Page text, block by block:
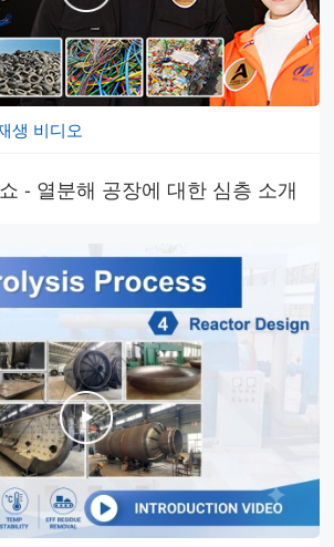
생 비디오
- 열분해 공장에 대한 심층 소개